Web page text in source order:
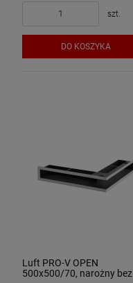
szt.
DO KOSZYKA
Luft PRO-V OPEN
500x500/70, narożny bez